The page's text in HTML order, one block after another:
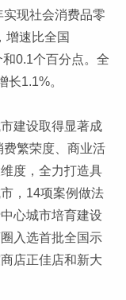
现社会消费品零
增速比全国
和0.1个百分点。全
1.1%。
建设取得显著成
繁荣度、商业活
度，全力打造具
，14项案例做法
心城市培育建设
入选首批全国示
店正佳店和新大